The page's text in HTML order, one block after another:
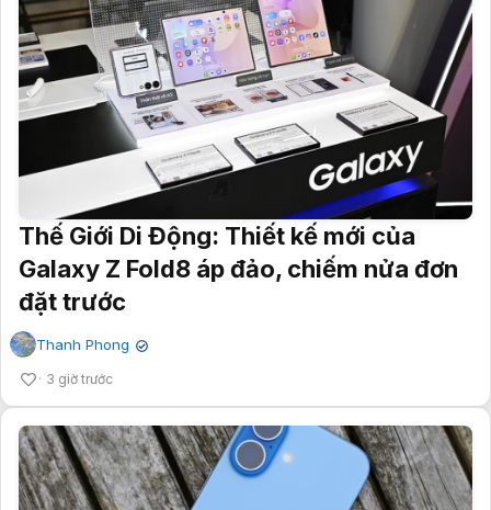
Thế Giới Di Động: Thiết kế mới của
Galaxy Z Fold8 áp đảo, chiếm nửa đơn
đặt trước
Thanh Phong ✔
3 giờ trước